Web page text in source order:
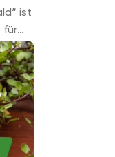
ist
für
als